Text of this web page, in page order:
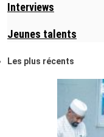
Interviews
Jeunes talents
Les plus récents